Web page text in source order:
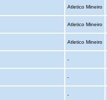
Atletico Mineiro
Atletico Mineiro
Atletico Mineiro
-
-
-